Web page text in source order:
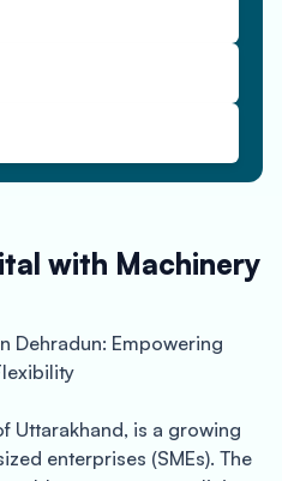
with Machinery
Dehradun: Empowering
Uttarakhand, is a growing
enterprises (SMEs). The